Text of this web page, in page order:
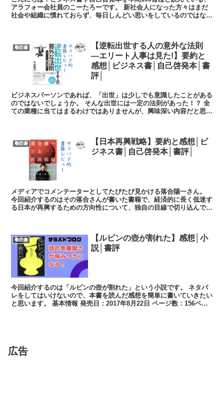
アラフォー会社員のこーたろーです。 新社会人になった方々はまだ
社会や組織に慣れておらず、毎日しんどい思いをしているのではない
📚読書
【逆転出世する人の意外な法則
―エリート人事は見た!】要約と
感想│ビジネス書│自己啓発本│書
評│
ビジネスパーソンであれば、「出世」は少しでも意識したことがある
のではないでしょうか。 そんな出世には一定の法則があった！？ 全
ての業種に当てはまるわけではありませんが、興味深い内容だと思い
📚読書
【日本再興戦略】要約と感想│ビ
ジネス書│自己啓発本│書評│
メディアでコメンテーターとしてたびたび見かける落合陽一さん。
今回紹介するのはその落合さんが書いた書籍で、経済的に長く低迷す
る日本が再興するための方向性について、独自の目線で切り込んでい
📚読書
【ルビンの壺が割れた】感想│小
説│書評
今回紹介するのは「ルビンの壺が割れた」という小説です。 ネタバ
レをしてはいけないので、本書を読んだ感想を簡単に書いていきたい
と思います。 基本情報 発売日：2017年8月22日 ページ数：156ペー
広告